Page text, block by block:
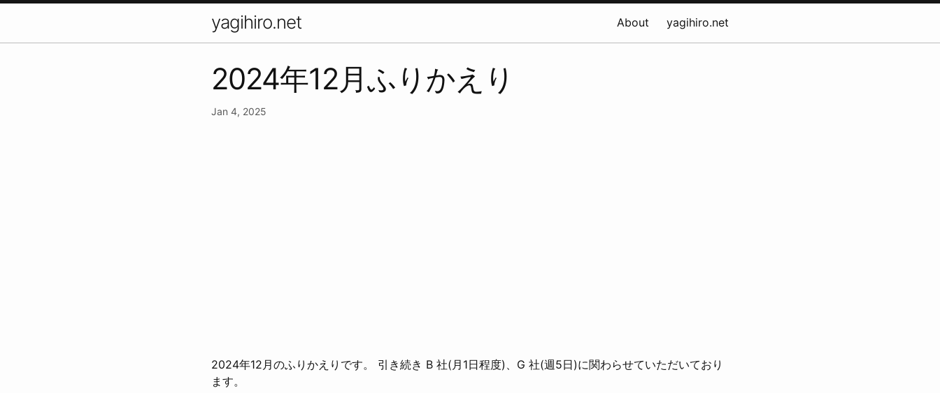
yagihiro.net About yagihiro.net
2024年12月ふりかえり
Jan 4, 2025
2024年12月のふりかえりです。 引き続き B 社(月1日程度)、G 社(週5日)に関わらせていただいており
ます。